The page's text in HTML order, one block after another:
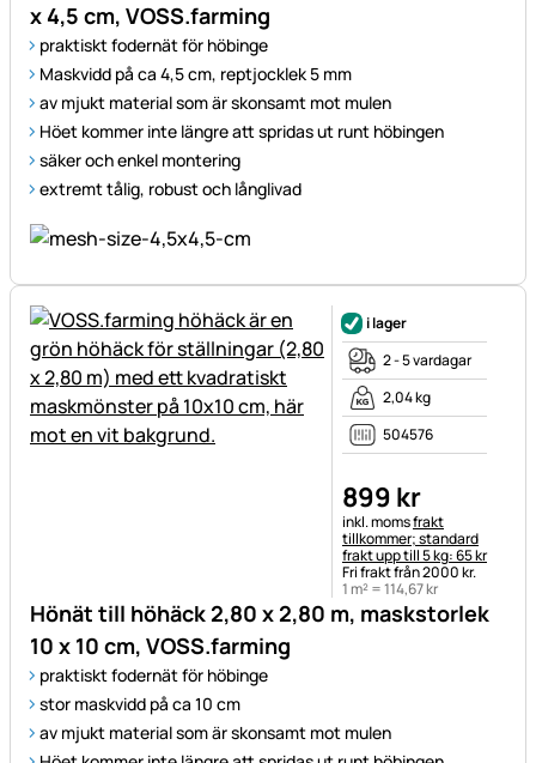
x 4,5 cm, VOSS.farming
praktiskt fodernät för höbinge
Maskvidd på ca 4,5 cm, reptjocklek 5 mm
av mjukt material som är skonsamt mot mulen
Höet kommer inte längre att spridas ut runt höbingen
säker och enkel montering
extremt tålig, robust och långlivad
Hönät till höhäck 2,80 x 2,80 m, maskstorlek
10 x 10 cm, VOSS.farming
praktiskt fodernät för höbinge
stor maskvidd på ca 10 cm
av mjukt material som är skonsamt mot mulen
i lager
2 - 5 vardagar
2,04 kg
504576
899 kr
Skatteinformation:
inkl. momsfrakt
tillkommer; standard
frakt upp till 5 kg: 65 kr
Fri frakt från 2000 kr.
1 m² =114,67kr